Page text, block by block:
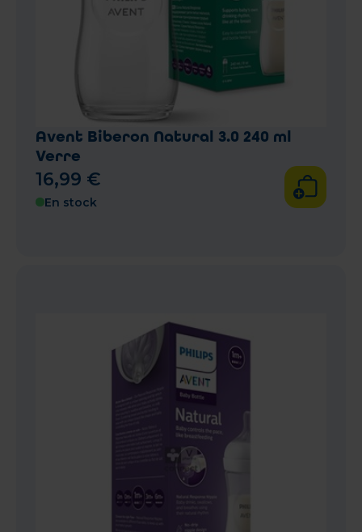
Avent Biberon Natural 3.0 240 ml
Verre
16,99 €
En stock